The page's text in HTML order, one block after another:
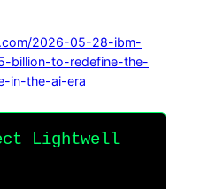
2026-05-28-ibm-
billion-to-redefine-the-
in-the-ai-era
Lightwell